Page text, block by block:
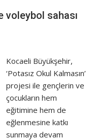
voleybol sahası
Kocaeli Büyükşehir,
‘Potasız Okul Kalmasın’
projesi ile gençlerin ve
çocukların hem
eğitimine hem de
eğlenmesine katkı
sunmaya devam